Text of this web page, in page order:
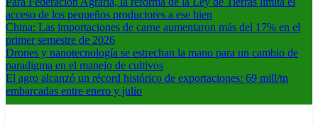
acceso de los pequeños productores a ese bien
China: Las importaciones de carne aumentaron más del 17% en el
primer semestre de 2026
Drones y nanotecnología se estrechan la mano para un cambio de
paradigma en el manejo de cultivos
El agro alcanzó un récord histórico de exportaciones: 69 mill/tn
embarcadas entre enero y julio